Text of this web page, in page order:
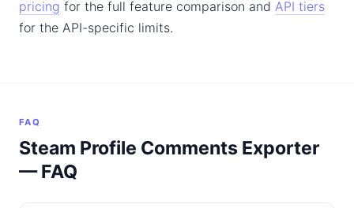
pricing for the full feature comparison and API tiers
for the API-specific limits.
FAQ
Steam Profile Comments Exporter
— FAQ